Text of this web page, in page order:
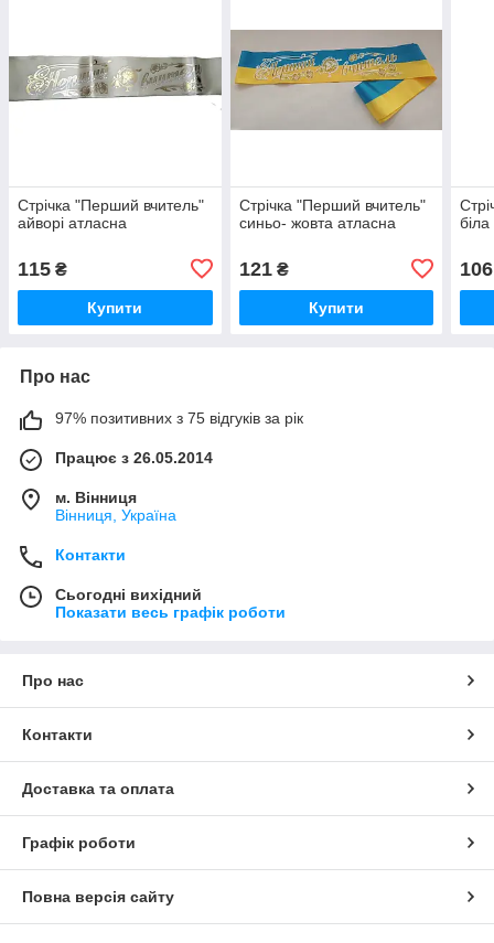
Стрічка "Перший вчитель"
айворі атласна
115 ₴
Купити
Стрічка "Перший вчитель"
синьо- жовта атласна
121₴
Купити
106
Про нас
97% позитивних з 75 відгуків за рік
Працює з 26.05.2014
м. Вінниця
Вінниця, Україна
Контакти
Сьогодні вихідний
Показати весь графік роботи
Про нас
Контакти
Доставка та оплата
Графік роботи
Повна версія сайту